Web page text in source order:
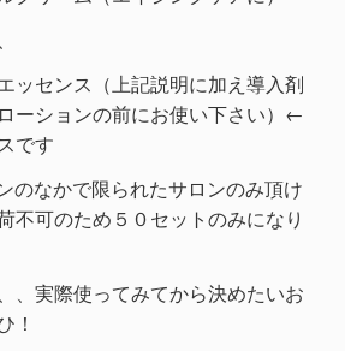
ッセンス（上記説明に加え導入剤
ーションの前にお使い下さい） ←
です
のなかで限られたサロンのみ頂け
不可のため５０セットのみになり
、実際使ってみてから決めたいお
！